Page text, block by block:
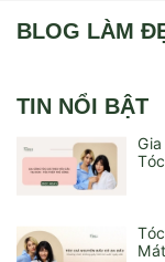
BLOG LÀM
TIN NỔI BẬT